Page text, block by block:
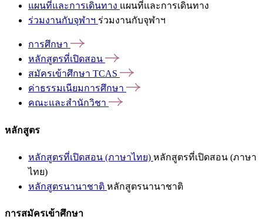
แผนที่และการเดินทาง แผนที่และการเดินทาง
ร่วมงานกับจุฬาฯ ร่วมงานกับจุฬาฯ
การศึกษา
หลักสูตรที่เปิดสอน
สมัครเข้าศึกษา TCAS
ค่าธรรมเนียมการศึกษา
คณะและสำนักวิชา
หลักสูตร
หลักสูตรที่เปิดสอน (ภาษาไทย) หลักสูตรที่เปิดสอน (ภาษา
ไทย)
หลักสูตรนานาชาติ หลักสูตรนานาชาติ
การสมัครเข้าศึกษา